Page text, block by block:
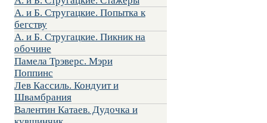
А. и Б. Стругацкие. Попытка к
бегству
А. и Б. Стругацкие. Пикник на
обочине
Памела Трэверс. Мэри
Поппинс
Лев Кассиль. Кондуит и
Швамбрания
Валентин Катаев. Дудочка и